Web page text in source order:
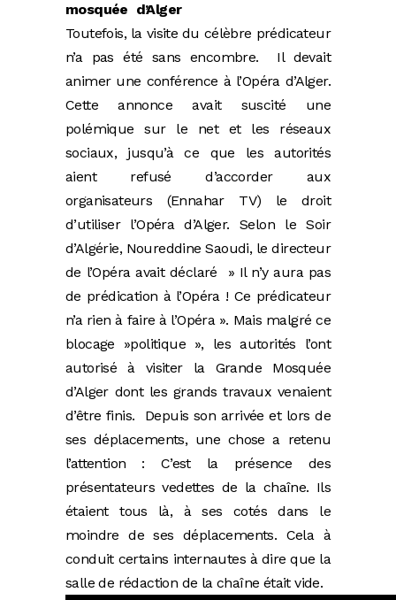
mosquée d’Alger
Toutefois, la visite du célèbre prédicateur
n’a pas été sans encombre. Il devait
animer une conférence à l’Opéra d’Alger.
Cette annonce avait suscité une
polémique sur le net et les réseaux
sociaux, jusqu’à ce que les autorités
aient refusé d’accorder aux
organisateurs (Ennahar TV) le droit
d’utiliser l’Opéra d’Alger. Selon le Soir
d’Algérie, Noureddine Saoudi, le directeur
de l’Opéra avait déclaré » Il n’y aura pas
de prédication à l’Opéra ! Ce prédicateur
n’a rien à faire à l’Opéra ». Mais malgré ce
blocage »politique », les autorités l’ont
autorisé à visiter la Grande Mosquée
d’Alger dont les grands travaux venaient
d’être finis. Depuis son arrivée et lors de
ses déplacements, une chose a retenu
l’attention : C’est la présence des
présentateurs vedettes de la chaîne. Ils
étaient tous là, à ses cotés dans le
moindre de ses déplacements. Cela à
conduit certains internautes à dire que la
salle de rédaction de la chaîne était vide.